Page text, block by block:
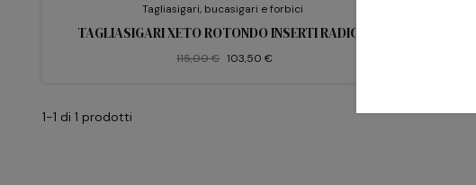
Tagliasigari, bucasigari e forbici
TAGLIASIGARI XETO ROTONDO INSERTI RADICA
115,00 € 103,50 €
1-1 di 1 prodotti